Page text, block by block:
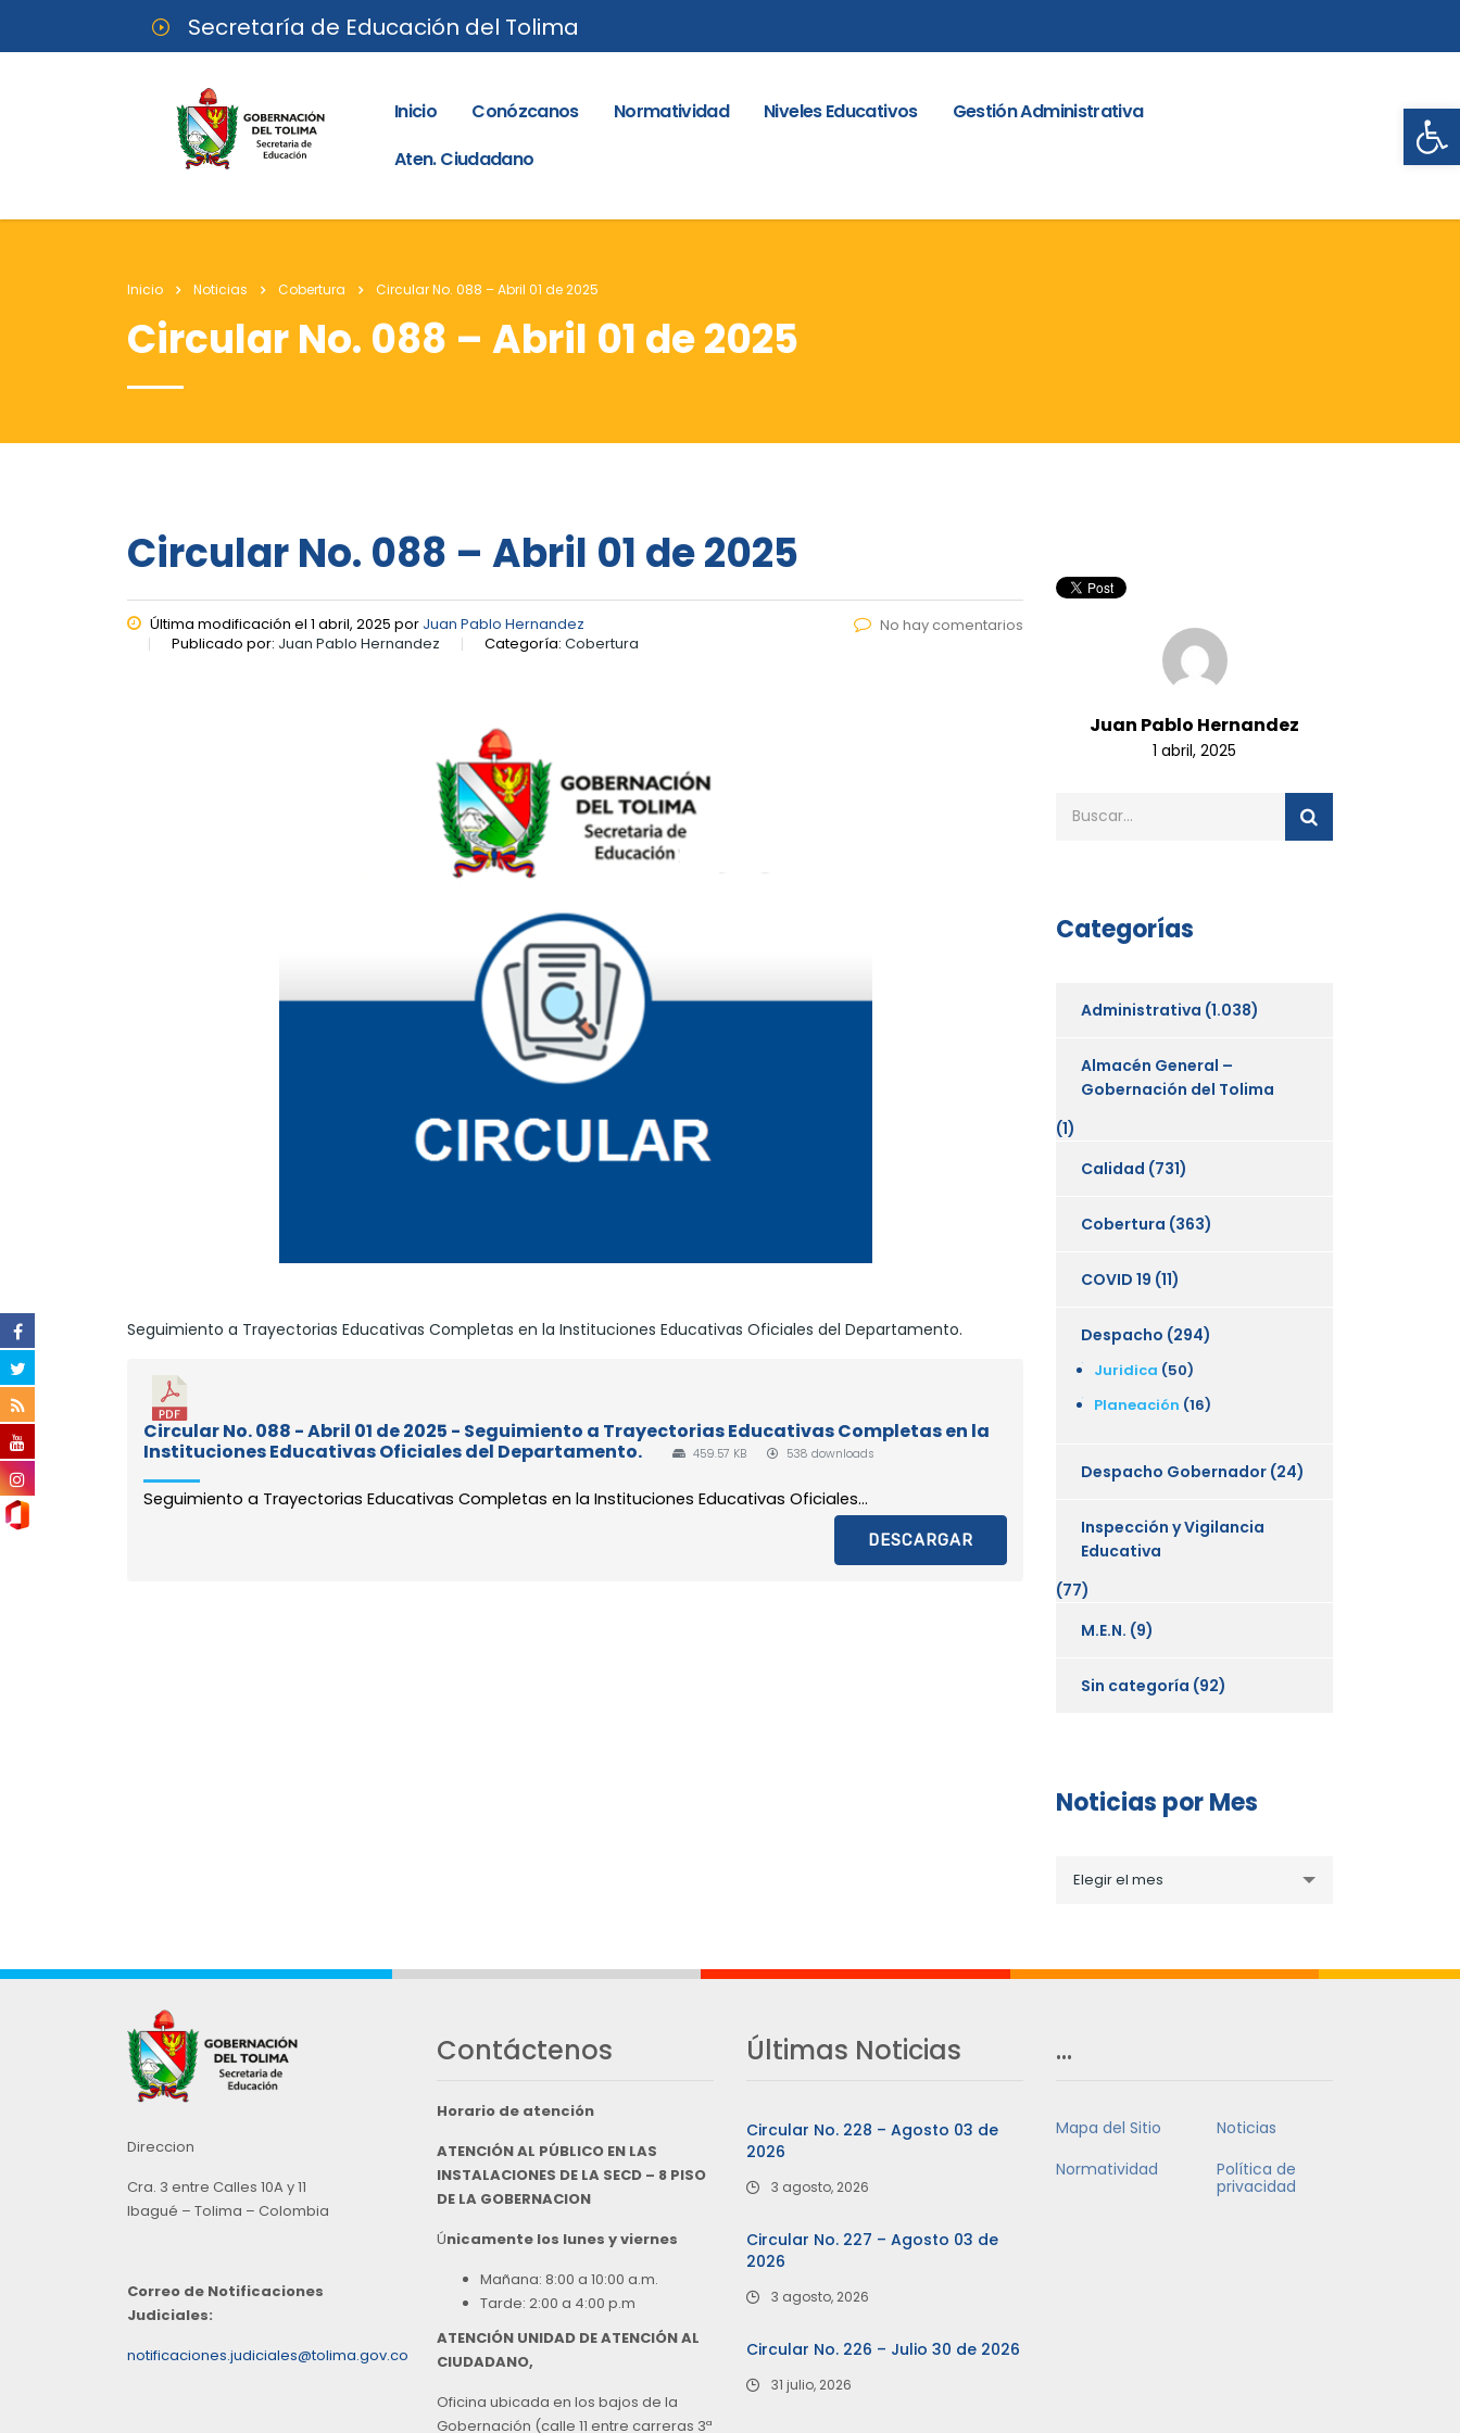
Secretaría de Educación del Tolima
Inicio Conózcanos Normatividad Niveles Educativos
Gestión Administrativa
Aten. Ciudadano
Inicio Noticias Cobertura Circular No. 088 – Abril 01 de 2025
Circular No. 088 – Abril 01 de 2025
Circular No. 088 – Abril 01 de 2025
Última modificación el 1 abril, 2025 por Juan Pablo Hernandez
Publicado por: Juan Pablo Hernandez Categoría: Cobertura
No hay comentarios
Seguimiento a Trayectorias Educativas Completas en la Instituciones Educativas Oficiales del Departamento.
Circular No. 088 - Abril 01 de 2025 - Seguimiento a Trayectorias Educativas Completas en la
Instituciones Educativas Oficiales del Departamento.
459.57 KB 538 downloads
Seguimiento a Trayectorias Educativas Completas en la Instituciones Educativas Oficiales...
DESCARGAR
Juan Pablo Hernandez
1 abril, 2025
Categorías
Administrativa (1.038)
Almacén General –
Gobernación del Tolima
(1)
Calidad (731)
Cobertura (363)
COVID 19 (11)
Despacho (294)
Juridica (50)
Planeación (16)
Despacho Gobernador (24)
Inspección y Vigilancia
Educativa
(77)
M.E.N. (9)
Sin categoría (92)
Noticias por Mes
porElegir el mes
Direccion
Cra. 3 entre Calles 10A y 11
Ibagué – Tolima – Colombia
Correo de Notificaciones
Judiciales:
notificaciones.judiciales@tolima.gov.co
Contáctenos
Horario de atención
ATENCIÓN AL PÚBLICO EN LAS
INSTALACIONES DE LA SECD – 8 PISO
DE LA GOBERNACION
Únicamente los lunes y viernes
Mañana: 8:00 a 10:00 a.m.
Tarde: 2:00 a 4:00 p.m
ATENCIÓN UNIDAD DE ATENCIÓN AL
CIUDADANO,
Oficina ubicada en los bajos de la
Gobernación (calle 11 entre carreras 3ª
Últimas Noticias
Circular No. 228 – Agosto 03 de
2026
3 agosto, 2026
Circular No. 227 – Agosto 03 de
2026
3 agosto, 2026
Circular No. 226 – Julio 30 de 2026
31 julio, 2026
…
Mapa del Sitio
Noticias
Normatividad
Política de
privacidad